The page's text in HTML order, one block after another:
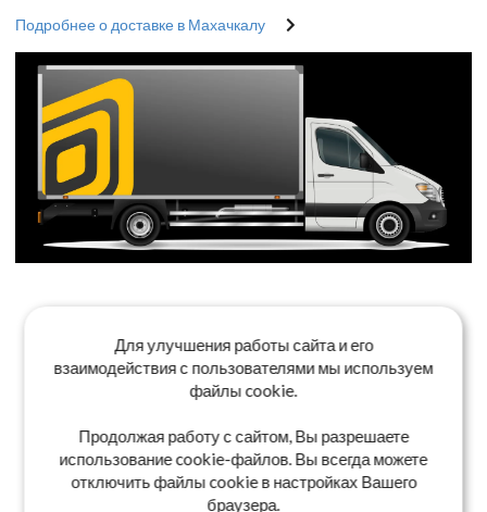
Подробнее о доставке в Махачкалу
Для улучшения работы сайта и его
взаимодействия с пользователями мы используем
файлы cookie.
Продолжая работу с сайтом, Вы разрешаете
использование cookie-файлов. Вы всегда можете
отключить файлы cookie в настройках Вашего
браузера.